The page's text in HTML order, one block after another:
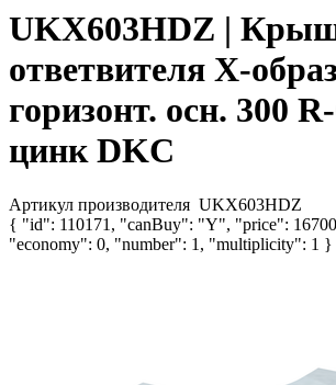
UKX603HDZ |
ответвителя X-
горизонт. осн. 300
цинк DKC
Артикул производителя UKX603HDZ
{ "id": 110171, "canBuy": "Y", "price":
"economy": 0, "number": 1, "multiplicity": 1 }